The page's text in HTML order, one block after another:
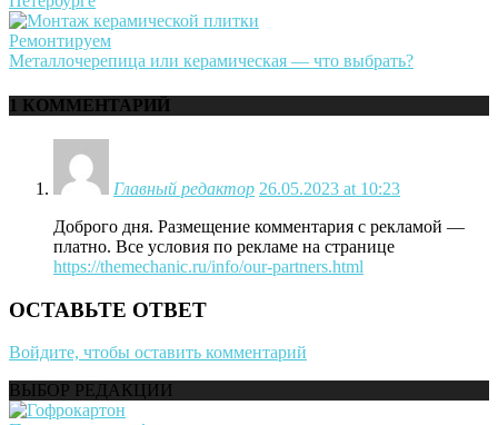
Ремонтируем
Металлочерепица или керамическая — что выбрать?
1 КОММЕНТАРИЙ
Главный редактор 26.05.2023 at 10:23
Доброго дня. Размещение комментария с рекламой —
платно. Все условия по рекламе на странице
https://themechanic.ru/info/our-partners.html
ОСТАВЬТЕ ОТВЕТ
Войдите, чтобы оставить комментарий
ВЫБОР РЕДАКЦИИ